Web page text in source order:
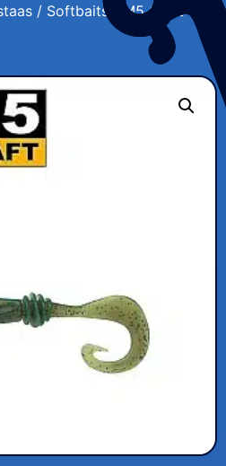
/ Softbaits
/ M5 Craft